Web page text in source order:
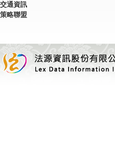
交通資訊
策略聯盟